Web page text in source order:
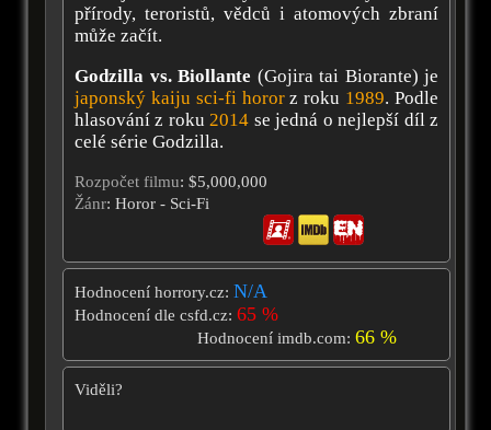
přírody, teroristů, vědců i atomových zbraní
může začít.
Godzilla vs. Biollante (Gojira tai Biorante) je
japonský kaiju sci-fi hororz roku 1989. Podle
hlasování z roku2014 se jedná o nejlepší díl z
celé série Godzilla.
Rozpočet filmu: $5,000,000
Žánr: Horor - Sci-Fi
Hodnocení horrory.cz: N/A
Hodnocení dle csfd.cz: 65 %
Hodnocení imdb.com:66 %
Viděli?